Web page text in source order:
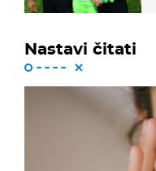
Nastavi čitati